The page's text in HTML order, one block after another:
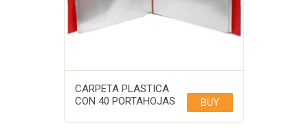
CARPETA PLASTICA
CON 40 PORTAHOJAS
BUY